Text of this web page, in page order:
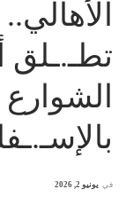
تطـ.ـلق
في يونيو 2, 2026